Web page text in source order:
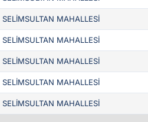
SELİMSULTAN MAHALLESİ
SELİMSULTAN MAHALLESİ
SELİMSULTAN MAHALLESİ
SELİMSULTAN MAHALLESİ
SELİMSULTAN MAHALLESİ